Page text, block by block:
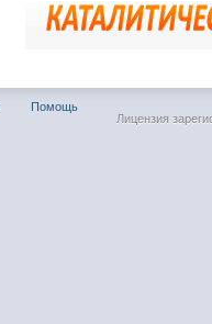
Помощь
Лицензия